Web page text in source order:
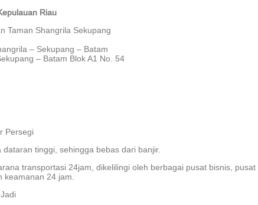
Riau
Taman Shangrila Sekupang
– Sekupang – Batam
– Batam Blok A1 No. 54
Persegi
tinggi, sehingga bebas dari banjir.
transportasi 24jam, dikelilingi oleh berbagai pusat bisnis, pusat
keamanan 24 jam.